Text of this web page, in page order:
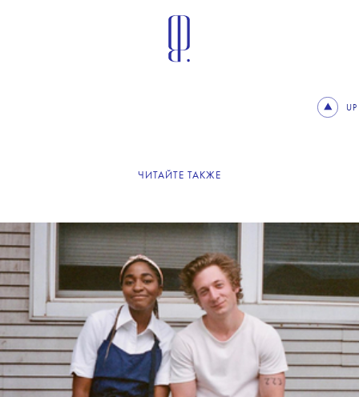
UP
ЧИТАЙТЕ ТАКЖЕ